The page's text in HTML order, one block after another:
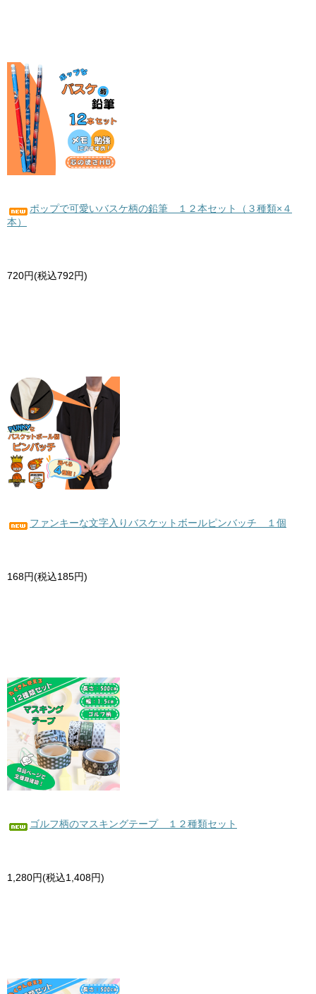
ポップで可愛いバスケ柄の鉛筆 １２本セット（３種類×４
本）
720円(税込792円)
ファンキーな文字入りバスケットボールピンバッチ １個
168円(税込185円)
ゴルフ柄のマスキングテープ １２種類セット
1,280円(税込1,408円)